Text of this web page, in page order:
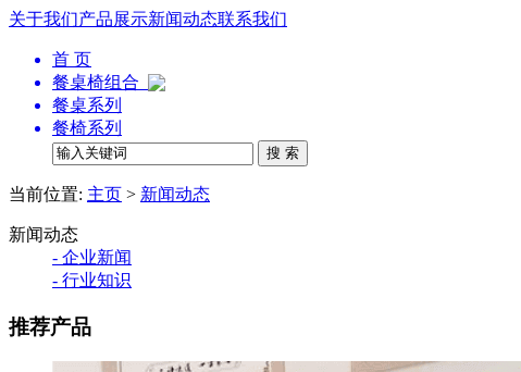
关于我们产品展示新闻动态联系我们
首 页
餐桌椅组合
餐桌系列
餐椅系列
当前位置: 主页 > 新闻动态
新闻动态
- 企业新闻
- 行业知识
推荐产品